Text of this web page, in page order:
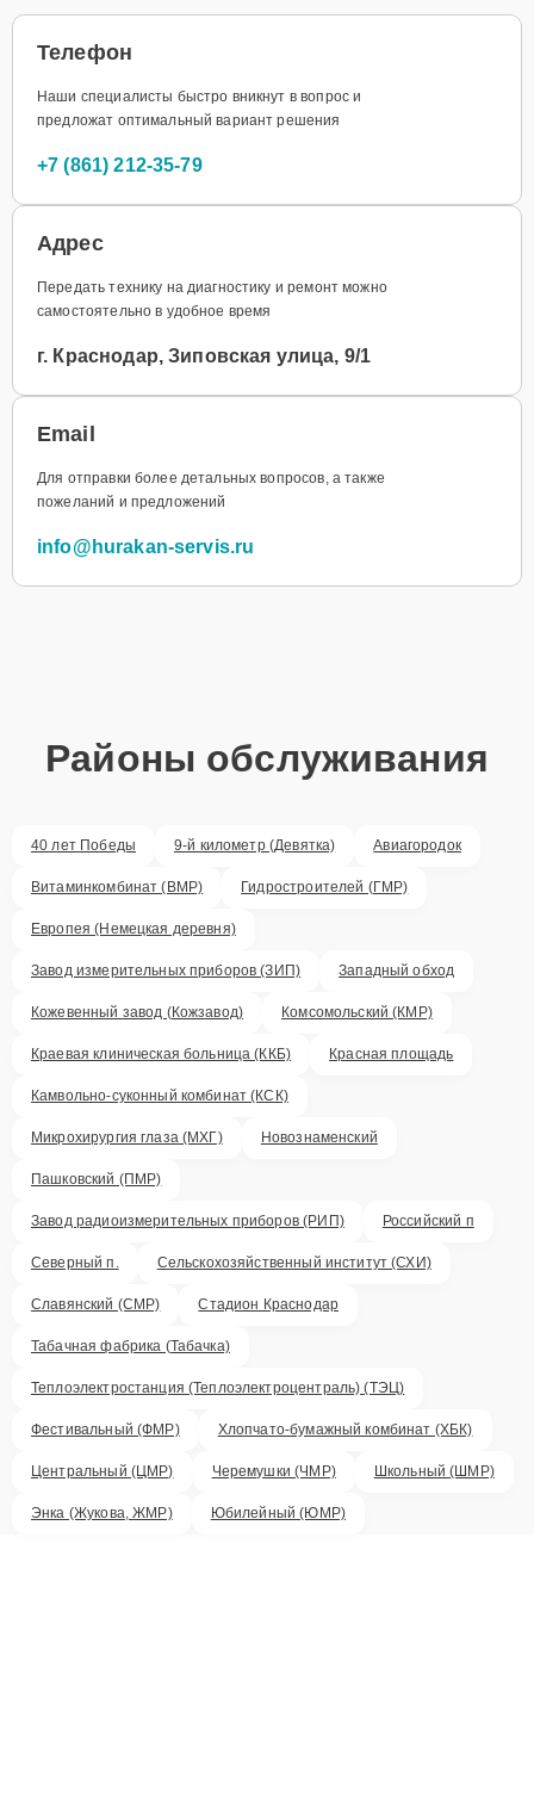
Телефон
Наши специалисты быстро вникнут в вопрос и
предложат оптимальный вариант решения
+7 (861) 212-35-79
Адрес
Передать технику на диагностику и ремонт можно
самостоятельно в удобное время
г. Краснодар, Зиповская улица, 9/1
Email
Для отправки более детальных вопросов, а также
пожеланий и предложений
info@hurakan-servis.ru
Районы обслуживания
40 лет Победы 9-й километр (Девятка) Авиагородок
Витаминкомбинат (ВМР) Гидростроителей (ГМР)
Европея (Немецкая деревня)
Завод измерительных приборов (ЗИП) Западный обход
Кожевенный завод (Кожзавод) Комсомольский (КМР)
Краевая клиническая больница (ККБ) Красная площадь
Камвольно-суконный комбинат (КСК)
Микрохирургия глаза (МХГ) Новознаменский
Пашковский (ПМР)
Завод радиоизмерительных приборов (РИП) Российский п
Северный п. Сельскохозяйственный институт (СХИ)
Славянский (СМР) Стадион Краснодар
Табачная фабрика (Табачка)
Теплоэлектростанция (Теплоэлектроцентраль) (ТЭЦ)
Фестивальный (ФМР) Хлопчато-бумажный комбинат (ХБК)
Центральный (ЦМР) Черемушки (ЧМР) Школьный (ШМР)
Энка (Жукова, ЖМР) Юбилейный (ЮМР)